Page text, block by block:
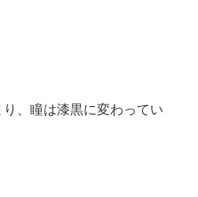
、瞳は漆黒に変わってい